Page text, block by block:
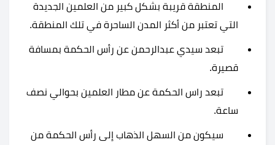
المنطقة قريبة بشكل كبير من العلمين الجديدة
التي تعتبر من أكثر المدن الساحرة في تلك المنطقة.
تبعد سيدي عبدالرحمن عن رأس الحكمة بمسافة
قصيرة.
تبعد راس الحكمة عن مطار العلمين بحوالي نصف
ساعة.
سيكون من السهل الذهاب إلى رأس الحكمة من